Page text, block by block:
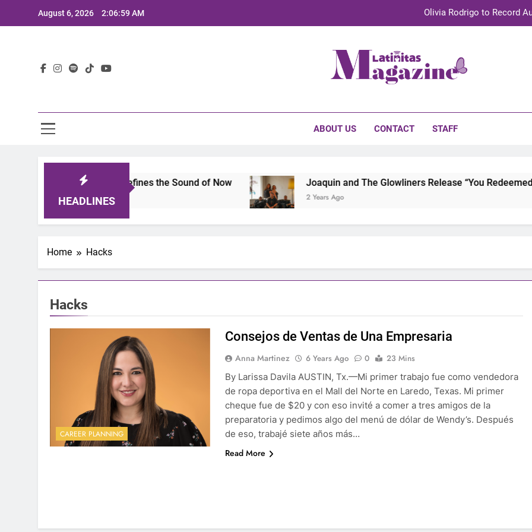
August 6, 2026 2:06:59 AM Olivia Rodrigo to Record
TechKermes 2026 Brings Culture, Creativity
ABOUT US CONTACT STAFF
HEADLINES
2025: A Lineup That Defines the Sound of Now Joaquin and The Glowliners Release “You Redeemed
2 Years Ago
Home Hacks
Hacks
CAREER PLANNING
Consejos de Ventas de Una Empresaria
Anna Martinez 6 Years Ago 0
23 Mins
By Larissa Davila AUSTIN, Tx.—Mi primer trabajo fue como vendedora
de ropa deportiva en el Mall del Norte en Laredo, Texas. Mi primer
cheque fue de $20 y con eso invité a comer a tres amigos de la
preparatoria y pedimos algo del menú de dólar de Wendy’s. Después
de eso, trabajé siete años más…
Read More